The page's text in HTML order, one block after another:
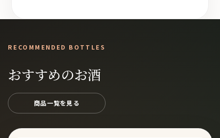
RECOMMENDED BOTTLES
おすすめのお酒
商品一覧を見る